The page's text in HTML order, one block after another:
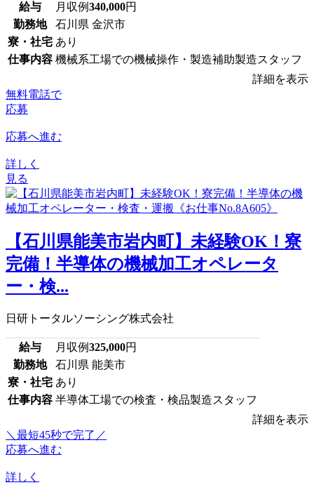
給与 月収例340,000円
勤務地
石川県 金沢市
寮・社宅 あり
仕事内容 機械系工場での機械操作・製造補助製造スタッフ
詳細を表示
無料電話で
応募
応募へ進む
詳しく
見る
【石川県能美市岩内町】未経験OK！寮
完備！半導体の機械加工オペレータ
ー・検...
日研トータルソーシング株式会社
給与 月収例325,000円
勤務地
石川県 能美市
寮・社宅 あり
仕事内容 半導体工場での検査・検品製造スタッフ
詳細を表示
＼最短45秒で完了／
応募へ進む
詳しく